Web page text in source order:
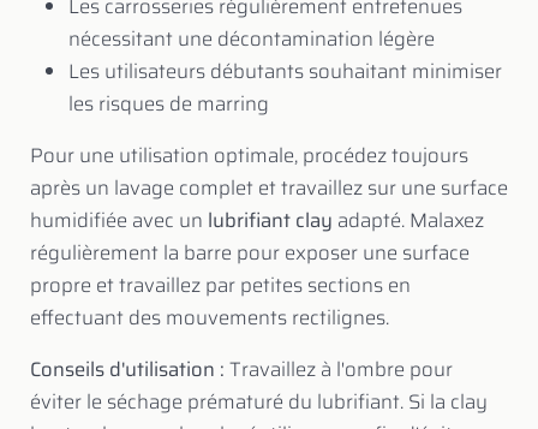
nécessitant une décontamination légère
Les utilisateurs débutants souhaitant minimiser
les risques de marring
Pour une utilisation optimale, procédez toujours
après un lavage complet et travaillez sur une surface
humidifiée avec un lubrifiant clay adapté. Malaxez
régulièrement la barre pour exposer une surface
propre et travaillez par petites sections en
effectuant des mouvements rectilignes.
Conseils d'utilisation :Travaillez à l'ombre pour
éviter le séchage prématuré du lubrifiant. Si la clay